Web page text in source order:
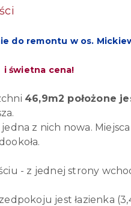
do remontu w os.
i świetna cena!
46,9m2 położone
z nich nowa.
- z jednej strony
jest łazienka